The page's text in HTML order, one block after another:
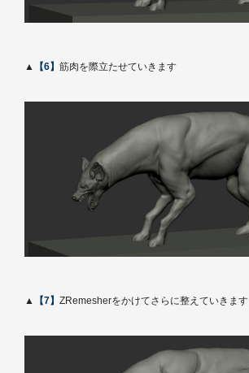
▲ 【6】 筋肉を際立たせていきます
▲ 【7】 ZRemesherをかけてさらに整えていきます